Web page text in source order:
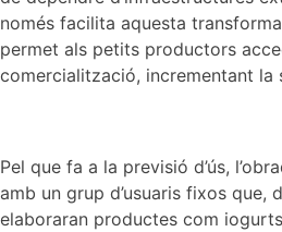
només facilita aquesta
permet als petits productors
comercialització, incrementant
Pel que fa a la previsió d’ús,
amb un grup d’usuaris fixos que,
elaboraran productes com